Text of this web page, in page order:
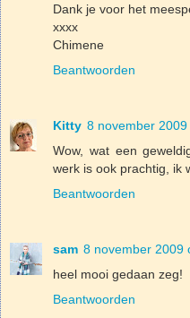
Dank je voor het
xxxx
Chimene
Beantwoorden
Kitty 8 november 2009
Wow, wat een
werk is ook prachtig, ik
Beantwoorden
sam 8 november 2009
heel mooi gedaan zeg!
Beantwoorden